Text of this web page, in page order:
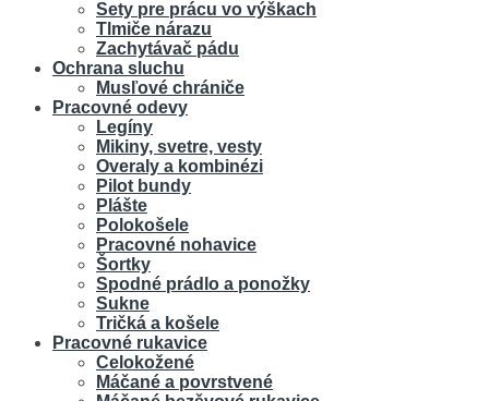
Sety pre prácu vo výškach
Tlmiče nárazu
Zachytávač pádu
Ochrana sluchu
Musľové chrániče
Pracovné odevy
Legíny
Mikiny, svetre, vesty
Overaly a kombinézi
Pilot bundy
Plášte
Polokošele
Pracovné nohavice
Šortky
Spodné prádlo a ponožky
Sukne
Tričká a košele
Pracovné rukavice
Celokožené
Máčané a povrstvené